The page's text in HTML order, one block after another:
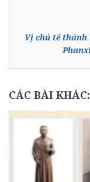
Vị chủ tế thánh
CÁC BÀI KHÁC: